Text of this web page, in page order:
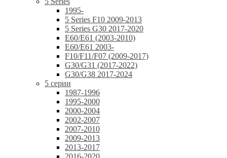
1995-
5 Series F10 2009-2013
5 Series G30 2017-2020
E60/E61 (2003-2010)
E60/E61 2003-
F10/F11/F07 (2009-2017)
G30/G31 (2017-2022)
G30/G38 2017-2024
5 серии
1987-1996
1995-2000
2000-2004
2002-2007
2007-2010
2009-2013
2013-2017
2016-2020